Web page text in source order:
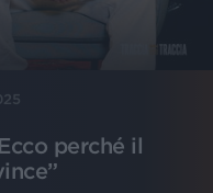
perché il